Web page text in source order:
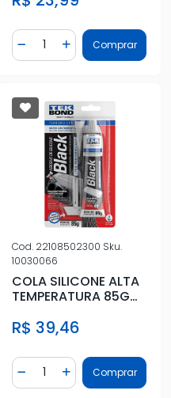
Diminuir Quantidade
Quantidade
AdicionarComprar
Cod. 22108502300 Sku.
10030066
COLA SILICONE ALTA
TEMPERATURA 85G
R$ 39,46
Diminuir Quantidade
Quantidade
AdicionarComprar